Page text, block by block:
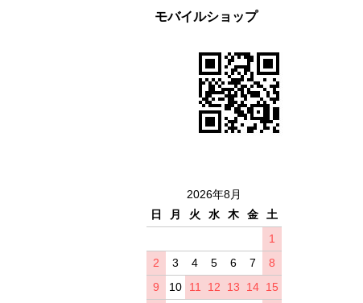
モバイルショップ
2026年8月
日
月 火 水 木 金
土
1
2
3 4 5 6 7
8
9
10 11 12 13 14 15